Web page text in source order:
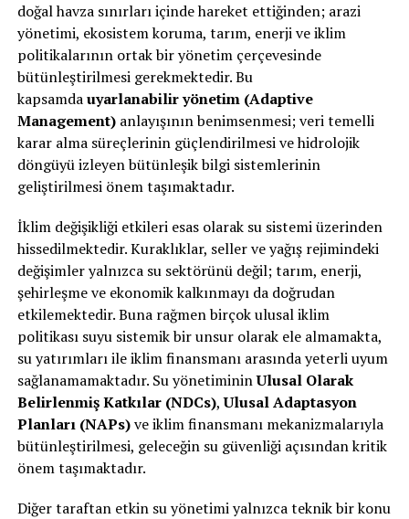
doğal havza sınırları içinde hareket ettiğinden; arazi
yönetimi, ekosistem koruma, tarım, enerji ve iklim
politikalarının ortak bir yönetim çerçevesinde
bütünleştirilmesi gerekmektedir. Bu
kapsamdauyarlanabilir yönetim (Adaptive
Management)anlayışının benimsenmesi; veri temelli
karar alma süreçlerinin güçlendirilmesi ve hidrolojik
döngüyü izleyen bütünleşik bilgi sistemlerinin
geliştirilmesi önem taşımaktadır.
İklim değişikliği etkileri esas olarak su sistemi üzerinden
hissedilmektedir. Kuraklıklar, seller ve yağış rejimindeki
değişimler yalnızca su sektörünü değil; tarım, enerji,
şehirleşme ve ekonomik kalkınmayı da doğrudan
etkilemektedir. Buna rağmen birçok ulusal iklim
politikası suyu sistemik bir unsur olarak ele almamakta,
su yatırımları ile iklim finansmanı arasında yeterli uyum
sağlanamamaktadır. Su yönetimininUlusal Olarak
Belirlenmiş Katkılar (NDCs),Ulusal Adaptasyon
Planları (NAPs)ve iklim finansmanı mekanizmalarıyla
bütünleştirilmesi, geleceğin su güvenliği açısından kritik
önem taşımaktadır.
Diğer taraftan etkin su yönetimi yalnızca teknik bir konu